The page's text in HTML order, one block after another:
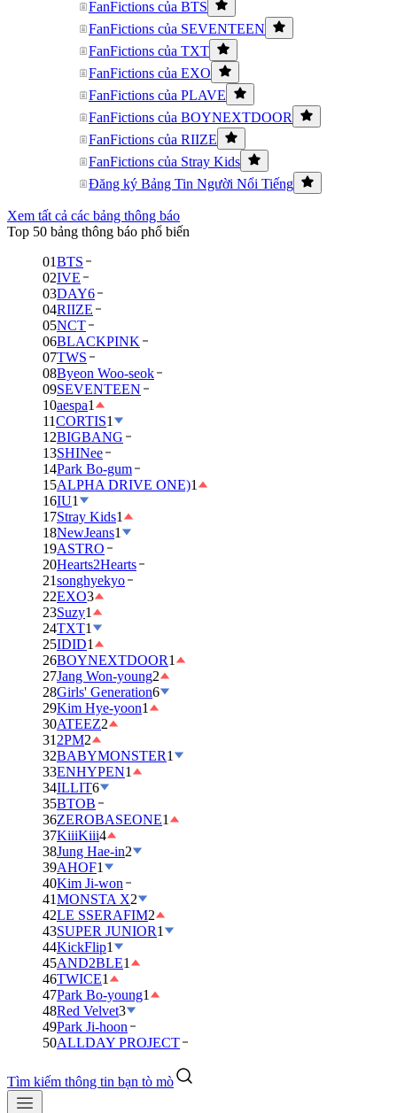
FanFictions của BTS
FanFictions của SEVENTEEN
FanFictions của TXT
FanFictions của EXO
FanFictions của PLAVE
FanFictions của BOYNEXTDOOR
FanFictions của RIIZE
FanFictions của Stray Kids
Đăng ký Bảng Tin Người Nổi Tiếng
Xem tất cả các bảng thông báo
Top 50 bảng thông báo phổ biến
01BTS
02IVE
03DAY6
04RIIZE
05NCT
06BLACKPINK
07TWS
08Byeon Woo-seok
09SEVENTEEN
10aespa1
11CORTIS1
12BIGBANG
13SHINee
14Park Bo-gum
15ALPHA DRIVE ONE)1
16IU1
17Stray Kids1
18NewJeans1
19ASTRO
20Hearts2Hearts
21songhyekyo
22EXO3
23Suzy1
24TXT1
25IDID1
26BOYNEXTDOOR1
27Jang Won-young2
28Girls' Generation6
29Kim Hye-yoon1
30ATEEZ2
31 2PM2
32BABYMONSTER1
33ENHYPEN1
34ILLIT6
35BTOB
36ZEROBASEONE1
37KiiiKiii4
38Jung Hae-in2
39AHOF1
40Kim Ji-won
41MONSTA X2
42LE SSERAFIM2
43SUPER JUNIOR1
44KickFlip1
45AND2BLE1
46TWICE1
47Park Bo-young1
48Red Velvet3
49Park Ji-hoon
50ALLDAY PROJECT
Tìm kiếm thông tin bạn tò mò